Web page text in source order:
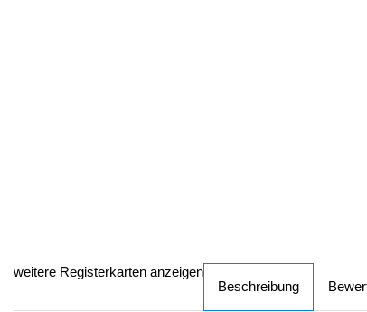
weitere Registerkarten anzeigen
Beschreibung